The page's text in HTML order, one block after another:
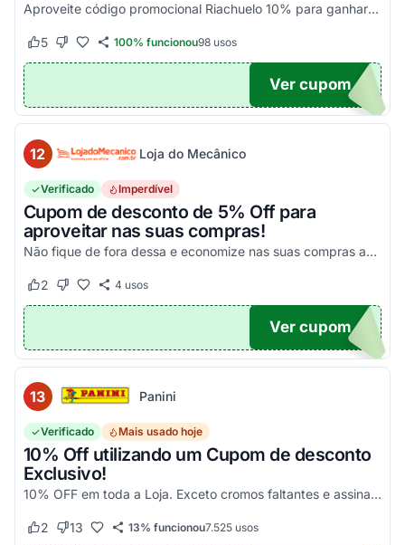
Aproveite código promocional Riachuelo 10% para ganhar esse desconto em compras. Não cumulatios e somente para produtos vendidos e entregues pela Riachuelo, com exceção das categor...
Este cupom funcionou
5 Este cupom não funcionou
100% funcionou98usos
10
Ver cupom
12 Loja do Mecânico
Verificado Imperdível
Cupom de desconto de 5% Off para
aproveitar nas suas compras!
Não fique de fora dessa e economize nas suas compras agora mesmo!
Este cupom funcionou
2 Este cupom não funcionou
4 usos
DO5
Ver cupom
13 Panini
Verificado Mais usado hoje
10% Off utilizando um Cupom de desconto
Exclusivo!
10% OFF em toda a Loja. Exceto cromos faltantes e assinaturas. Aproveite essa exclusividade!
Este cupom funcionou
2 Este cupom não funcionou
13 13% funcionou7.525usos